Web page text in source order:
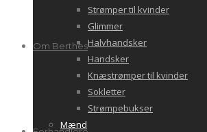
Strømper til kvinder
Glimmer
Halvhandsker
Handsker
Knæstrømper til kvinder
Sokletter
Strømpebukser
Mænd
Om Berthes